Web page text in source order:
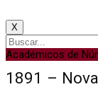
X
Académicos de
1891 –